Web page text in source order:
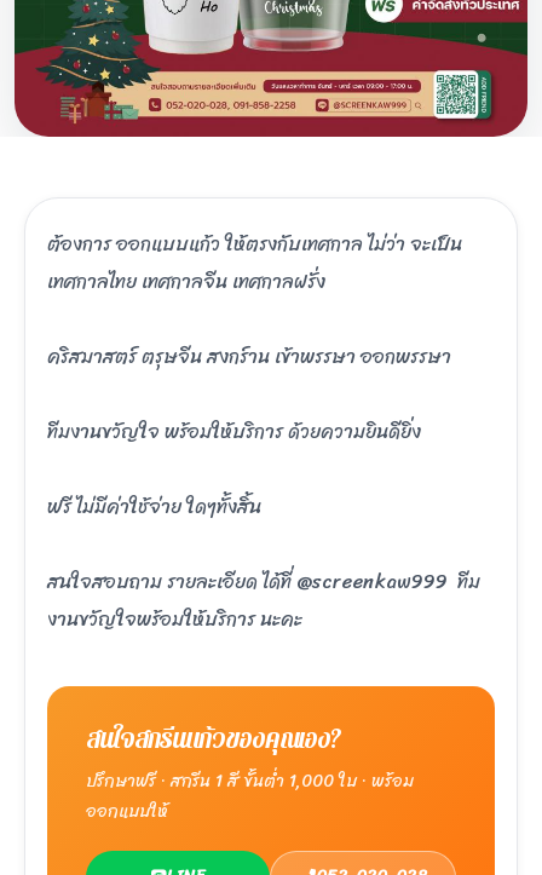
ต้องการ ออกแบบแก้ว ให้ตรงกับเทศกาล ไม่ว่า จะเป็น
เทศกาลไทย เทศกาลจีน เทศกาลฝรั่ง
คริสมาสตร์ ตรุษจีน สงกร์าน เข้าพรรษา ออกพรรษา
ทีมงานขวัญใจ พร้อมให้บริการ ด้วยความยินดียิ่ง
ฟรี ไม่มีค่าใช้จ่าย ใดๆทั้งสิ้น
สนใจสอบถาม รายละเอียด ได้ที่ @screenkaw999 ทีม
งานขวัญใจพร้อมให้บริการ นะคะ
สนใจสกรีนแก้วของคุณเอง?
ปรึกษาฟรี · สกรีน 1 สี ขั้นต่ำ 1,000 ใบ · พร้อม
ออกแบบให้